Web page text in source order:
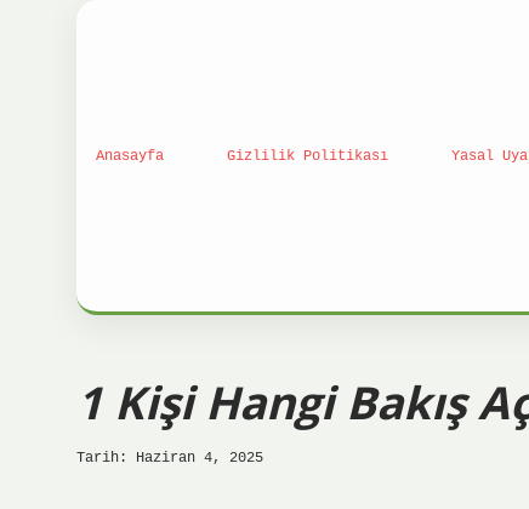
Anasayfa Gizlilik Politikası Yasal
1 Kişi Hangi Bakış
Tarih: Haziran 4, 2025